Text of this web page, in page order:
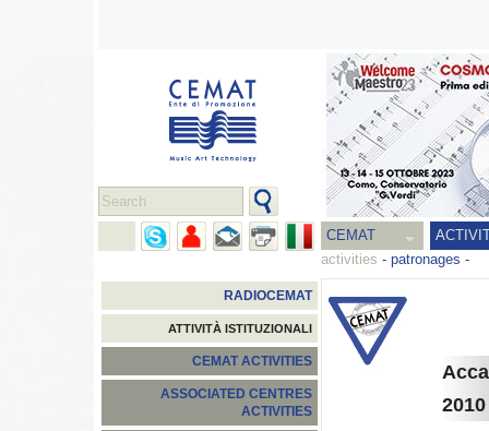
CEMAT
activities - patronages -
RADIOCEMAT
ATTIVITÀ ISTITUZIONALI
CEMAT ACTIVITIES
ASSOCIATED CENTRES
ACTIVITIES
2010